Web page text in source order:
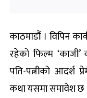
काठमाडौं । विपिन
रहेको फिल्म
पति-पत्नीको आदर्श
कथा यसमा समावेश छ